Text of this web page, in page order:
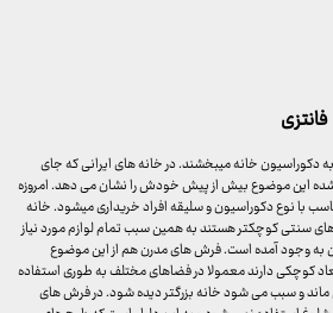
دکوراسیون خانه میبخشند. در خانه های ایرانی که جای
شده این موضوع بیش از پیش خودش را نشان می دهد. امروزه
با نوع دکوراسیون و سلیقه افراد خریداری میشود. خانه
سنتی کوچکتر هستند به همین سبب تمام لوازم مورد نیاز
به وجود آمده است. فرش های مدرن هم از این موضوع
کوچکی دارند معمولا در فضاهای مختلف به طوری استفاده
و سبب می شود خانه بزرگتر دیده شود. در فرش های